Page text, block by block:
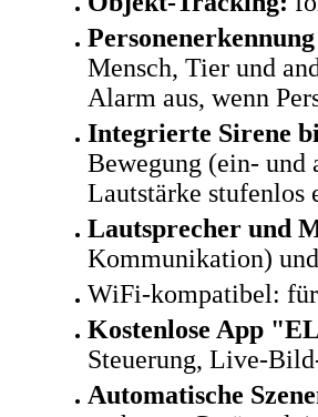
Mensch, Tier und
Alarm aus, wenn
Integrierte Sirene
Bewegung (ein- und
Lautstärke stufenlos
Lautsprecher und
Kommunikation)
WiFi-kompatibel:
Kostenlose App
Steuerung, Live-
Automatische